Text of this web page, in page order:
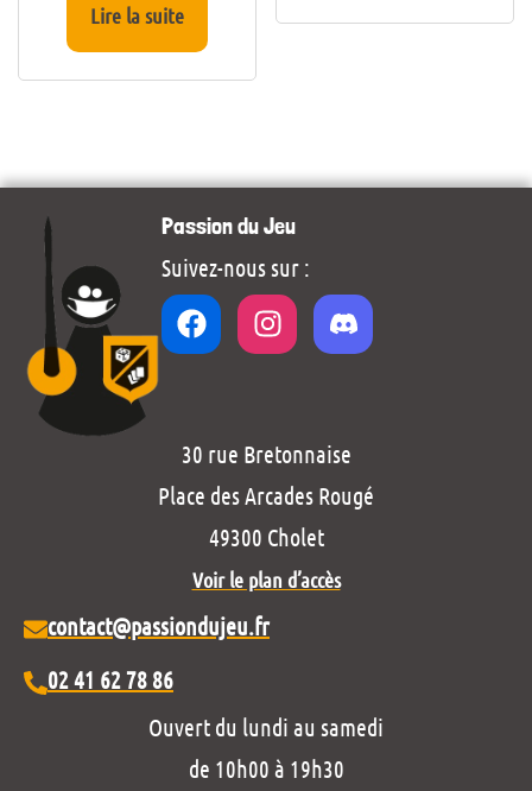
Lire la suite
Passion du Jeu
Suivez-nous sur :
30 rue Bretonnaise
Place des Arcades Rougé
49300 Cholet
Voir le plan d’accès
contact@passiondujeu.fr
02 41 62 78 86
Ouvert du lundi au samedi
de 10h00 à 19h30